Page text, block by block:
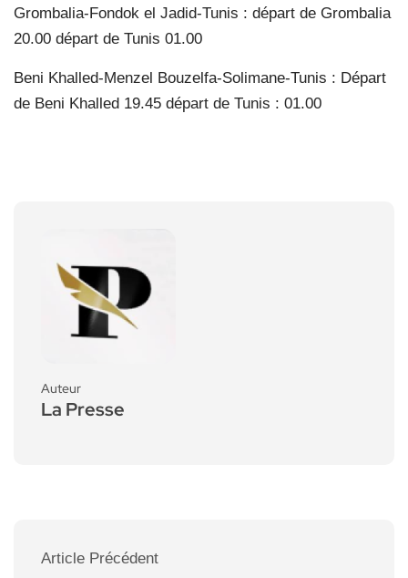
Grombalia-Fondok el Jadid-Tunis : départ de Grombalia
20.00 départ de Tunis 01.00
Beni Khalled-Menzel Bouzelfa-Solimane-Tunis : Départ
de Beni Khalled 19.45 départ de Tunis : 01.00
Auteur
La Presse
Article Précédent